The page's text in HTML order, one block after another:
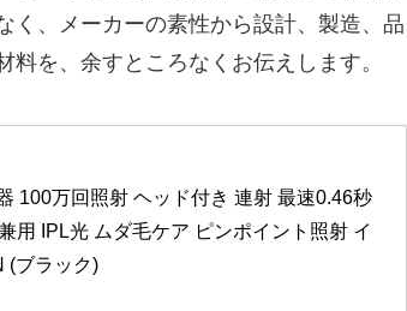
く、メーカーの素性から設計、製造、品
を、余すところなくお伝えします。
100万回照射 ヘッド付き 連射 最速0.46秒
用 IPL光 ムダ毛ケア ピンポイント照射 イ
(ブラック)